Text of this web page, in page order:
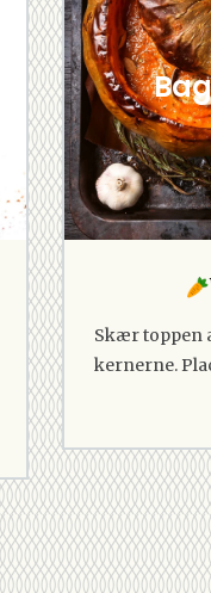
Skær toppen
kernerne.